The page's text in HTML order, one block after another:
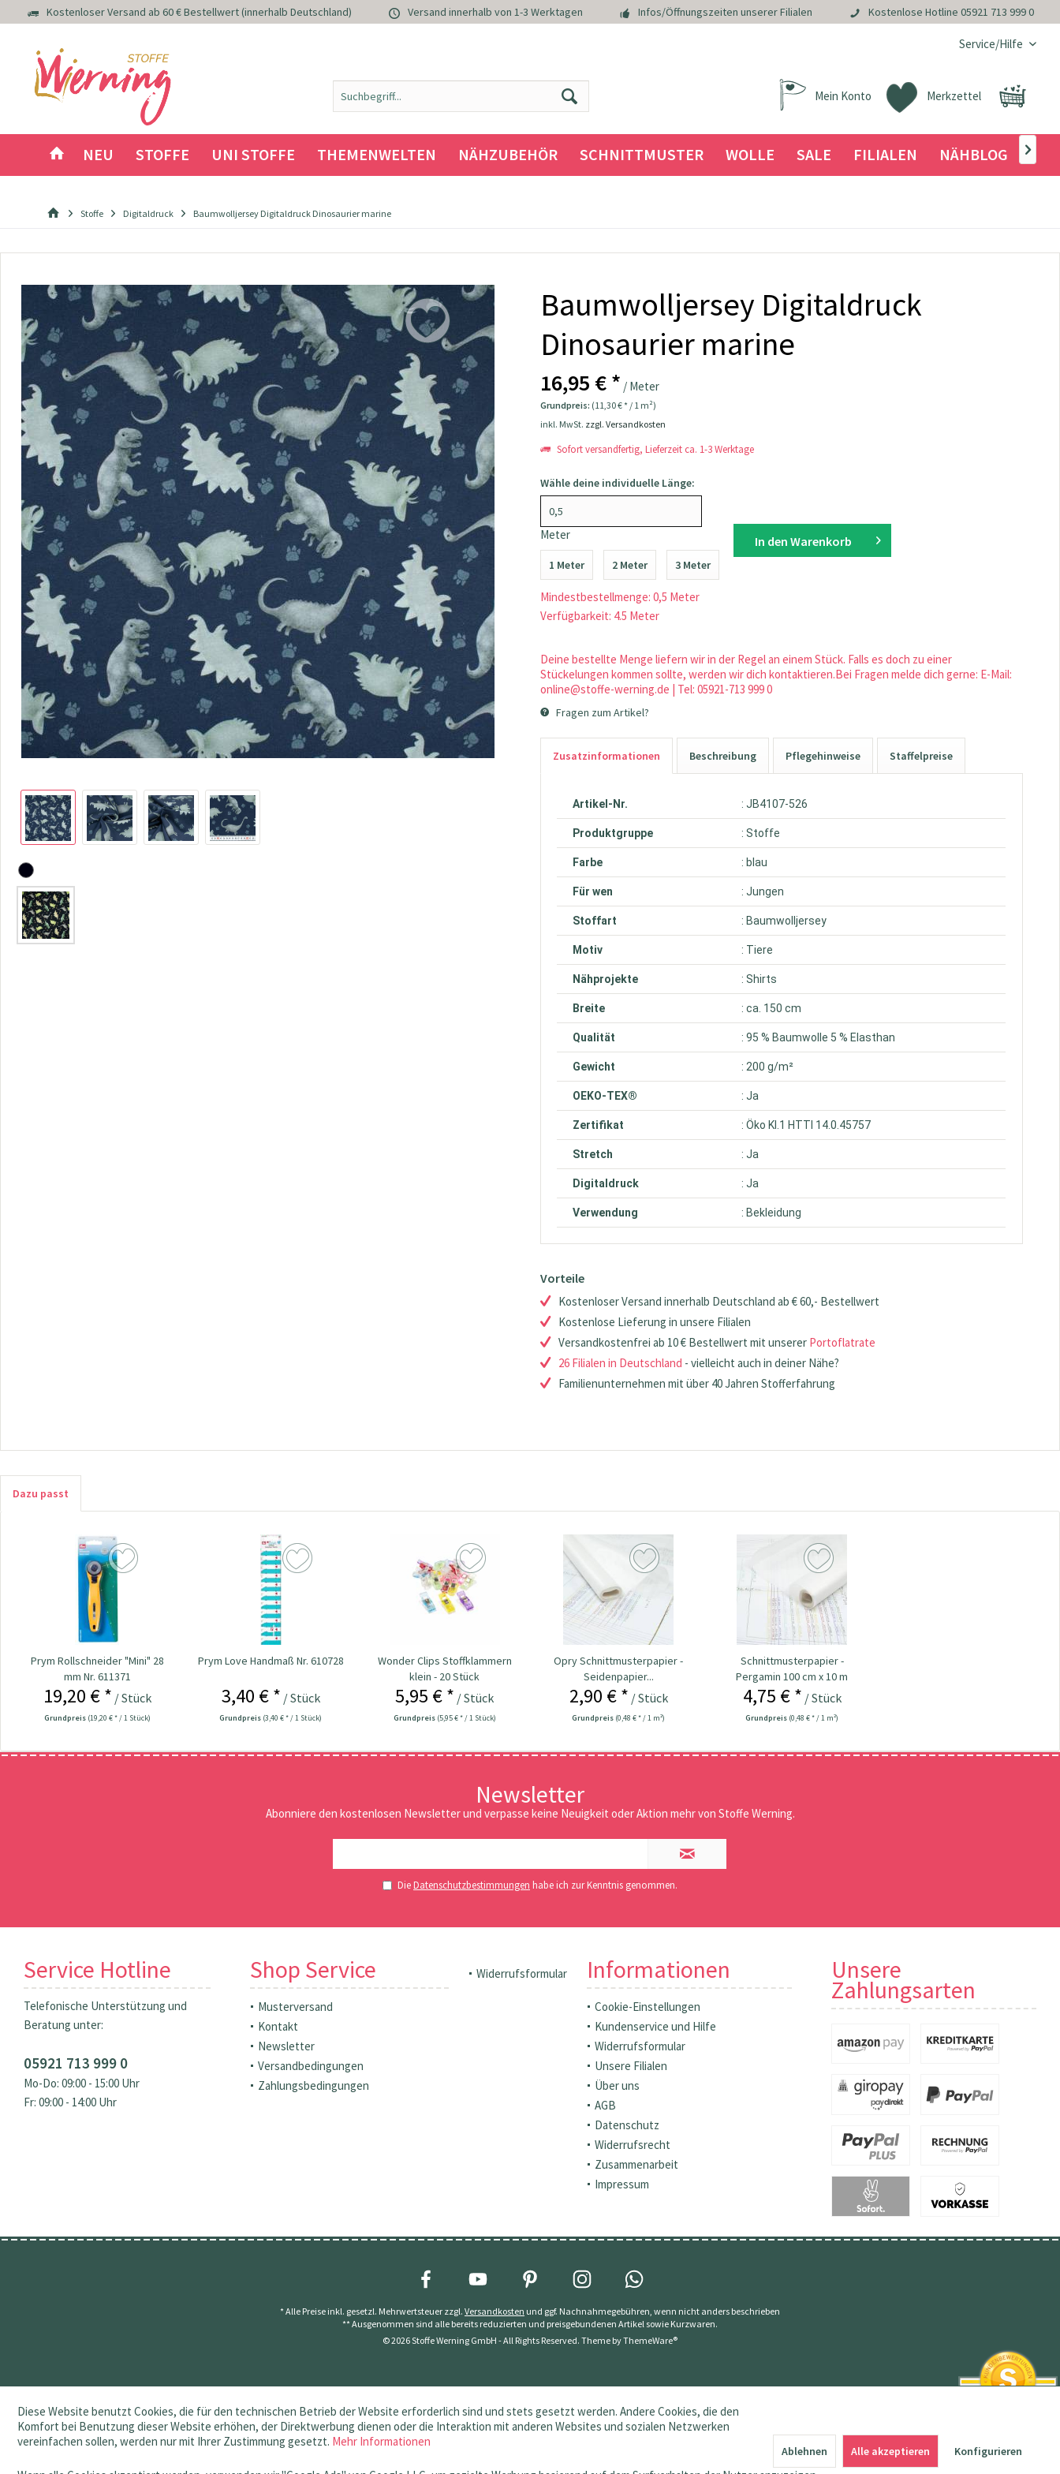
Kostenloser Versand ab 60 € Bestellwert (innerhalb Deutschland) Versand innerhalb von 1-3 Werktagen Infos/Öffnungszeiten unserer Filialen Kostenlose Hotline 05921 713 999 0
Service/Hilfe
Merkzettel
Mein Konto
NEU STOFFE UNI STOFFE THEMENWELTEN NÄHZUBEHÖR SCHNITTMUSTER WOLLE SALE FILIALEN NÄHBLOG 
Stoffe Digitaldruck Baumwolljersey Digitaldruck Dinosaurier marine
Baumwolljersey Digitaldruck
Dinosaurier marine
16,95 € * / Meter
Grundpreis: (11,30 € * / 1 m²)
inkl. MwSt. zzgl. Versandkosten
Sofort versandfertig, Lieferzeit ca. 1-3 Werktage
Wähle deine individuelle Länge:
Meter
1 Meter 2 Meter 3 Meter
Mindestbestellmenge: 0,5 Meter
Verfügbarkeit: 4.5 Meter
In den Warenkorb
Deine bestellte Menge liefern wir in der Regel an einem Stück. Falls es doch zu einer
Stückelungen kommen sollte, werden wir dich kontaktieren.Bei Fragen melde dich gerne: E-Mail:
online@stoffe-werning.de | Tel: 05921-713 999 0
Fragen zum Artikel?
Zusatzinformationen Beschreibung Pflegehinweise Staffelpreise
Artikel-Nr. : JB4107-526
Produktgruppe : Stoffe
Farbe : blau
Für wen : Jungen
Stoffart : Baumwolljersey
Motiv : Tiere
Nähprojekte : Shirts
Breite : ca. 150 cm
Qualität : 95 % Baumwolle 5 % Elasthan
Gewicht : 200 g/m²
OEKO-TEX® : Ja
Zertifikat : Öko Kl.1 HTTI 14.0.45757
Stretch : Ja
Digitaldruck : Ja
Verwendung : Bekleidung
Vorteile
Kostenloser Versand innerhalb Deutschland ab € 60,- Bestellwert
Kostenlose Lieferung in unsere Filialen
Versandkostenfrei ab 10 € Bestellwert mit unserer Portoflatrate
26 Filialen in Deutschland - vielleicht auch in deiner Nähe?
Familienunternehmen mit über 40 Jahren Stofferfahrung
Dazu passt
Prym Rollschneider "Mini" 28
mm Nr. 611371
19,20 € * / Stück
Grundpreis (19,20 € * / 1 Stück)
Prym Love Handmaß Nr. 610728
3,40 € * / Stück
Grundpreis (3,40 € * / 1 Stück)
Wonder Clips Stoffklammern
klein - 20 Stück
5,95 € * / Stück
Grundpreis (5,95 € * / 1 Stück)
Opry Schnittmusterpapier -
Seidenpapier...
2,90 € * / Stück
Grundpreis (0,48 € * / 1 m²)
Schnittmusterpapier -
Pergamin 100 cm x 10 m
4,75 € * / Stück
Grundpreis (0,48 € * / 1 m²)
Newsletter
Abonniere den kostenlosen Newsletter und verpasse keine Neuigkeit oder Aktion mehr von Stoffe Werning.
DieDatenschutzbestimmungen habe ich zur Kenntnis genommen.
Service Hotline
Telefonische Unterstützung und
Beratung unter:
05921 713 999 0
Mo-Do: 09:00 - 15:00 Uhr
Fr: 09:00 - 14:00 Uhr
Shop Service
Musterversand
Kontakt
Newsletter
Versandbedingungen
Zahlungsbedingungen
Widerrufsformular Informationen
Cookie-Einstellungen
Kundenservice und Hilfe
Widerrufsformular
Unsere Filialen
Über uns
AGB
Datenschutz
Widerrufsrecht
Zusammenarbeit
Impressum
Unsere
Zahlungsarten
* Alle Preise inkl. gesetzl. Mehrwertsteuer zzgl. Versandkosten und ggf. Nachnahmegebühren, wenn nicht anders beschrieben
** Ausgenommen sind alle bereits reduzierten und preisgebundenen Artikel sowie Kurzwaren.
© 2026 Stoffe Werning GmbH - All Rights Reserved. Theme byThemeWare®
Diese Website benutzt Cookies, die für den technischen Betrieb der Website erforderlich sind und stets gesetzt werden. Andere Cookies, die den
Komfort bei Benutzung dieser Website erhöhen, der Direktwerbung dienen oder die Interaktion mit anderen Websites und sozialen Netzwerken
vereinfachen sollen, werden nur mit Ihrer Zustimmung gesetzt. Mehr Informationen
Ablehnen Alle akzeptieren Konfigurieren
aus 145 Bewertungen